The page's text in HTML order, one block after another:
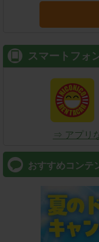
スマートフォ
⇒ アプリ
おすすめコンテ